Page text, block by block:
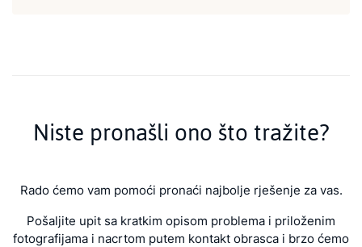
Niste pronašli ono što tražite?
Rado ćemo vam pomoći pronaći najbolje rješenje za vas.
Pošaljite upit sa kratkim opisom problema i priloženim
fotografijama i nacrtom putem kontakt obrasca i brzo ćemo